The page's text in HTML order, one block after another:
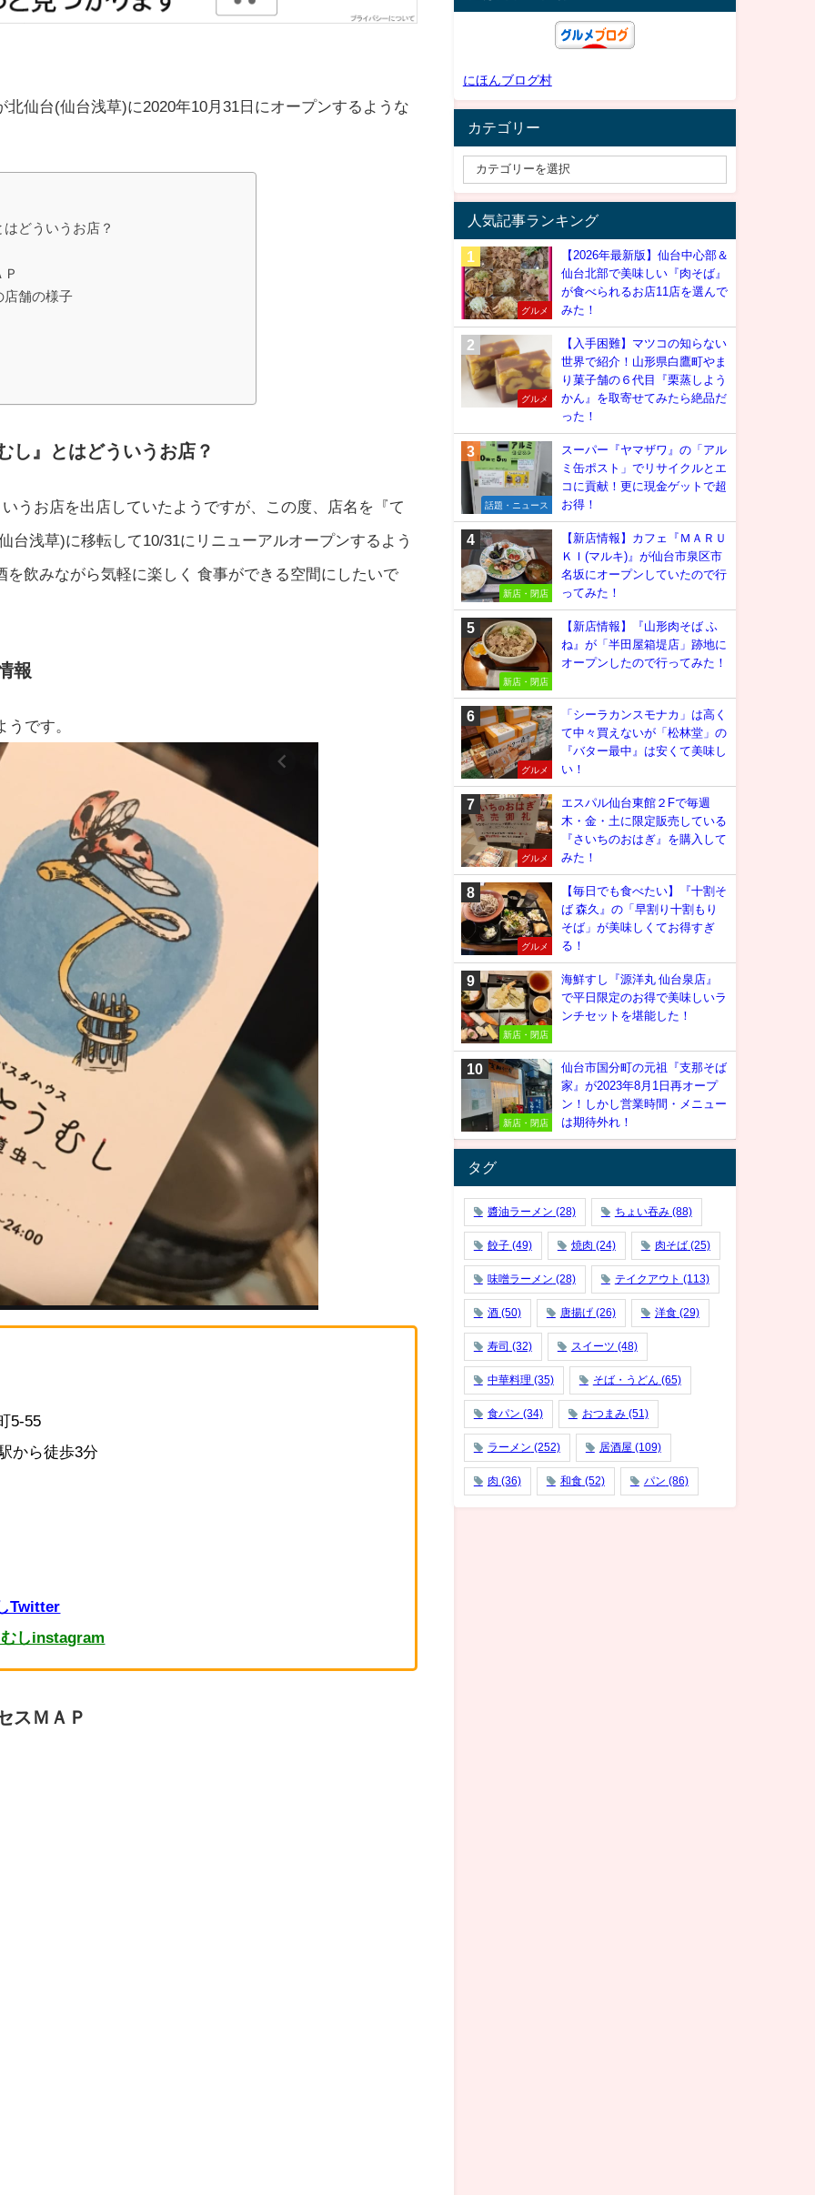
仙台(仙台浅草)に2020年10月31日にオープンするような
どういうお店？
店舗の様子
し』とはどういうお店？
うお店を出店していたようですが、この度、店名を『て
台浅草)に移転して10/31にリニューアルオープンするよう
を飲みながら気軽に楽しく 食事ができる空間にしたいで
報
うです。
5-55
から徒歩3分
Twitter
しinstagram
スＭＡＰ
にほんブログ村
カテゴリー
人気記事ランキング
グルメ
【2026年最新版】仙台中心部＆
仙台北部で美味しい『肉そば』
が食べられるお店11店を選んで
みた！
グルメ
【入手困難】マツコの知らない
世界で紹介！山形県白鷹町やま
り菓子舗の６代目『栗蒸しよう
かん』を取寄せてみたら絶品だ
った！
話題・ニュース
スーパー『ヤマザワ』の「アル
ミ缶ポスト」でリサイクルとエ
コに貢献！更に現金ゲットで超
お得！
新店・閉店
【新店情報】カフェ『ＭＡＲＵ
ＫＩ(マルキ)』が仙台市泉区市
名坂にオープンしていたので行
ってみた！
新店・閉店
【新店情報】『山形肉そば ふ
ね』が「半田屋箱堤店」跡地に
オープンしたので行ってみた！
グルメ
「シーラカンスモナカ」は高く
て中々買えないが「松林堂」の
『バター最中』は安くて美味し
い！
グルメ
エスパル仙台東館２Fで毎週
木・金・土に限定販売している
『さいちのおはぎ』を購入して
みた！
グルメ
【毎日でも食べたい】『十割そ
ば 森久』の「早割り十割もり
そば」が美味しくてお得すぎ
る！
新店・閉店
海鮮すし『源洋丸 仙台泉店』
で平日限定のお得で美味しいラ
ンチセットを堪能した！
新店・閉店
仙台市国分町の元祖『支那そば
家』が2023年8月1日再オープ
ン！しかし営業時間・メニュー
は期待外れ！
タグ
醬油ラーメン (28) ちょい吞み(88)
餃子(49) 焼肉 (24) 肉そば (25)
味噌ラーメン (28) テイクアウト (113)
酒 (50) 唐揚げ (26) 洋食(29)
寿司 (32) スイーツ (48)
中華料理 (35) そば・うどん (65)
食パン (34) おつまみ(51)
ラーメン (252) 居酒屋 (109)
肉 (36) 和食(52) パン (86)